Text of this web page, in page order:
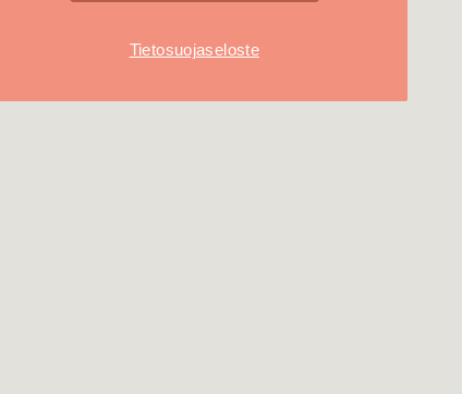
Tietosuojaseloste